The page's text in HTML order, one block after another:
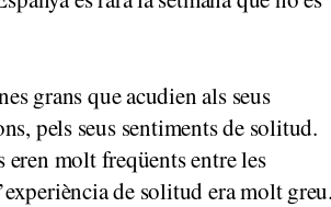
grans que acudien als seus
pels seus sentiments de solitud.
eren molt freqüents entre les
de solitud era molt